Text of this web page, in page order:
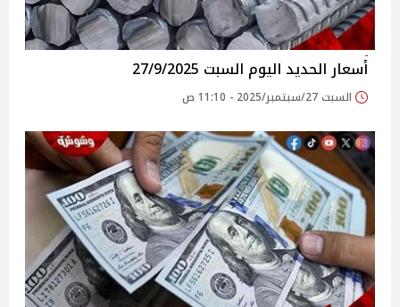
أسعار الحديد اليوم السبت 27/9/2025
السبت 27/سبتمبر/2025 - 11:10 ص